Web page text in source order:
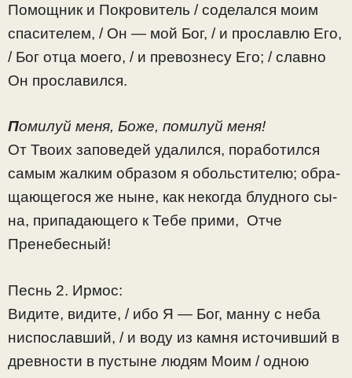
Помощник и Покровитель / соделался моим
спасителем, / Он — мой Бог, / и прославлю Его,
/ Бог отца моего, / и превознесу Его; / славно
Он прославился.
Помилуй меня, Боже, помилуй меня!
От Тво­их за­по­ве­дей уда­лился, по­ра­ботился
са­мым жал­ким об­ра­зом я обо­льсти­те­лю; об­ра­
ща­ю­ще­го­ся же ныне, как неко­гда блуд­но­го сы­
на, при­па­да­ю­ще­го к Те­бе при­ми, Отче
Пренебес­ный!
Песнь 2. Ирмос:
Видите, видите, / ибо Я — Бог, манну с неба
ниспославший, / и воду из камня источивший в
древности в пустыне людям Моим / одною